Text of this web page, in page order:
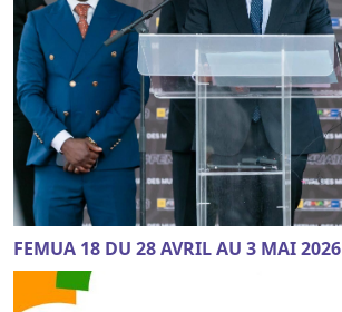
FEMUA 18 DU 28 AVRIL AU 3 MAI 2026